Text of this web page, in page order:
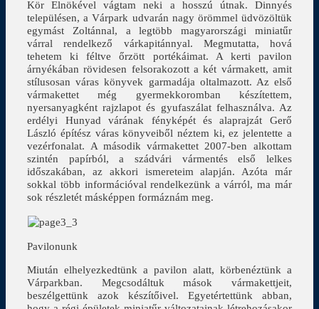
Kör Elnökével vágtam neki a hosszú útnak. Dinnyés
településen, a Várpark udvarán nagy örömmel üdvözöltük
egymást Zoltánnal, a legtöbb magyarországi miniatűr
várral rendelkező várkapitánnyal. Megmutatta, hová
tehetem ki féltve őrzött portékáimat. A kerti pavilon
árnyékában rövidesen felsorakozott a két vármakett, amit
stílusosan váras könyvek garmadája oltalmazott. Az első
vármakettet még gyermekkoromban készítettem,
nyersanyagként rajzlapot és gyufaszálat felhasználva. Az
erdélyi Hunyad várának fényképét és alaprajzát Gerő
László építész váras könyveiből néztem ki, ez jelentette a
vezérfonalat. A második vármakettet 2007-ben alkottam
szintén papírból, a szádvári vármentés első lelkes
időszakában, az akkori ismereteim alapján. Azóta már
sokkal több információval rendelkezünk a várról, ma már
sok részletét másképpen formáznám meg.
Pavilonunk
Miután elhelyezkedtünk a pavilon alatt, körbenéztünk a
Várparkban. Megcsodáltuk mások vármakettjeit,
beszélgettünk azok készítőivel. Egyetértettünk abban,